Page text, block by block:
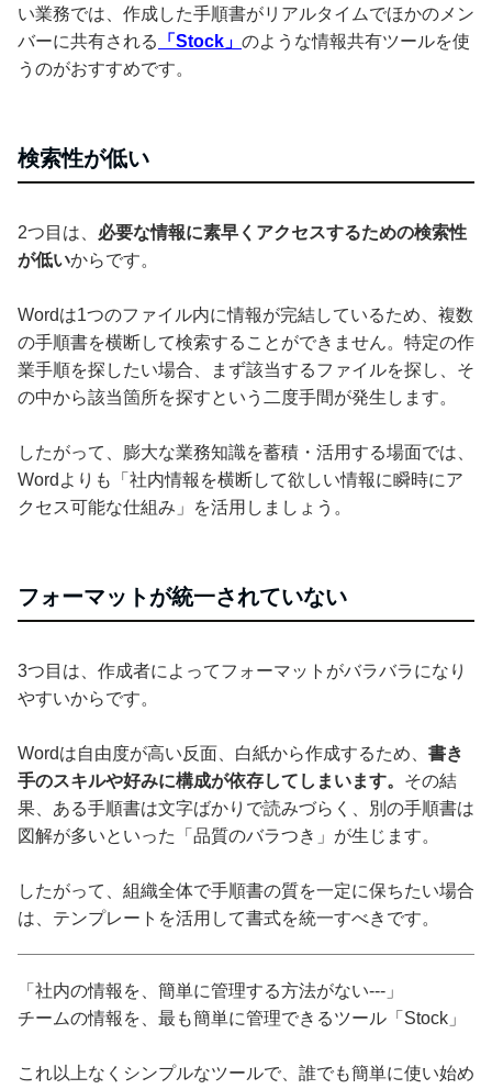
い業務では、作成した手順書がリアルタイムでほかのメン
バーに共有される
「Stock」 のような情報共有ツールを使
うのがおすすめです。
検索性が低い
2つ目は、 必要な情報に素早くアクセスするための検索性
が低いからです。
Wordは1つのファイル内に情報が完結しているため、複数
の手順書を横断して検索することができません。特定の作
業手順を探したい場合、まず該当するファイルを探し、そ
の中から該当箇所を探すという二度手間が発生します。
したがって、膨大な業務知識を蓄積・活用する場面では、
Wordよりも「社内情報を横断して欲しい情報に瞬時にア
クセス可能な仕組み」を活用しましょう。
フォーマットが統一されていない
3つ目は、作成者によってフォーマットがバラバラになり
やすいからです。
Wordは自由度が高い反面、白紙から作成するため、 書き
手のスキルや好みに構成が依存してしまいます。 その結
果、ある手順書は文字ばかりで読みづらく、別の手順書は
図解が多いといった「品質のバラつき」が生じます。
したがって、組織全体で手順書の質を一定に保ちたい場合
は、テンプレートを活用して書式を統一すべきです。
「社内の情報を、簡単に管理する方法がない---」
チームの情報を、最も簡単に管理できるツール「Stock」
これ以上なくシンプルなツールで、誰でも簡単に使い始め